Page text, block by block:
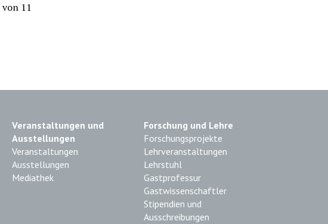
11
Veranstaltungen und
Ausstellungen
Veranstaltungen
Ausstellungen
Mediathek
Forschung und Lehre
Forschungsprojekte
Lehrveranstaltungen
Lehrstuhl
Gastprofessur
Gastwissenschaftler
Stipendien und
Ausschreibungen